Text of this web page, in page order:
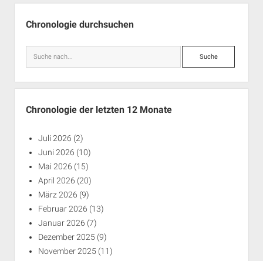
Chronologie durchsuchen
Suche
Chronologie der letzten 12 Monate
Juli 2026 (2)
Juni 2026 (10)
Mai 2026 (15)
April 2026 (20)
März 2026 (9)
Februar 2026 (13)
Januar 2026 (7)
Dezember 2025 (9)
November 2025 (11)